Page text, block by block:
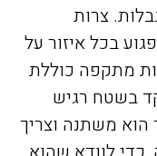
צרות
בכל איזור על
מתקפה כוללת
בשטח רגיש
הוא משתנה וצריך